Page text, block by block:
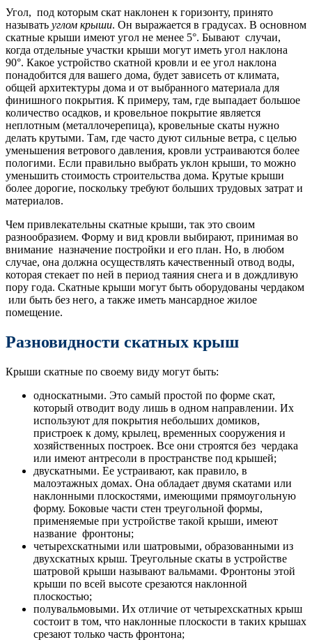
Угол, под которым скат наклонен к горизонту, принято
называть углом крыши. Он выражается в градусах. В основном
скатные крыши имеют угол не менее 5°. Бывают случаи,
когда отдельные участки крыши могут иметь угол наклона
90°. Какое устройство скатной кровли и ее угол наклона
понадобится для вашего дома, будет зависеть от климата,
общей архитектуры дома и от выбранного материала для
финишного покрытия. К примеру, там, где выпадает большое
количество осадков, и кровельное покрытие является
неплотным (металлочерепица), кровельные скаты нужно
делать крутыми. Там, где часто дуют сильные ветра, с целью
уменьшения ветрового давления, кровли устраиваются более
пологими. Если правильно выбрать уклон крыши, то можно
уменьшить стоимость строительства дома. Крутые крыши
более дорогие, поскольку требуют больших трудовых затрат и
материалов.
Чем привлекательны скатные крыши, так это своим
разнообразием. Форму и вид кровли выбирают, принимая во
внимание назначение постройки и его план. Но, в любом
случае, она должна осуществлять качественный отвод воды,
которая стекает по ней в период таяния снега и в дождливую
пору года. Скатные крыши могут быть оборудованы чердаком
или быть без него, а также иметь мансардное жилое
помещение.
Разновидности скатных крыш
Крыши скатные по своему виду могут быть:
односкатными. Это самый простой по форме скат,
который отводит воду лишь в одном направлении. Их
используют для покрытия небольших домиков,
пристроек к дому, крылец, временных сооружения и
хозяйственных построек. Все они строятся без чердака
или имеют антресоли в пространстве под крышей;
двускатными. Ее устраивают, как правило, в
малоэтажных домах. Она обладает двумя скатами или
наклонными плоскостями, имеющими прямоугольную
форму. Боковые части стен треугольной формы,
применяемые при устройстве такой крыши, имеют
название фронтоны;
четырехскатными или шатровыми, образованными из
двухскатных крыш. Треугольные скаты в устройстве
шатровой крыши называют вальмами. Фронтоны этой
крыши по всей высоте срезаются наклонной
плоскостью;
полувальмовыми. Их отличие от четырехскатных крыш
состоит в том, что наклонные плоскости в таких крышах
срезают только часть фронтона;